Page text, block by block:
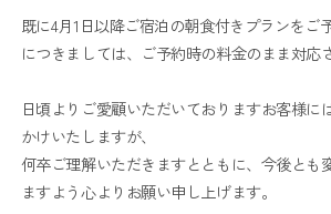
既に4月1日以降ご宿泊の朝食付きプランをご
につきましては、ご予約時の料金のまま対応
日頃よりご愛顧いただいておりますお客様に
かけいたしますが、
何卒ご理解いただきますとともに、今後とも
ますよう心よりお願い申し上げます。